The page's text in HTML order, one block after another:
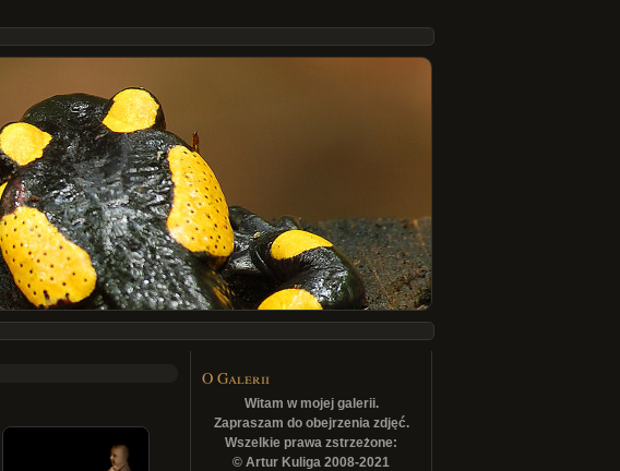
O Galerii
Witam w mojej galerii.
Zapraszam do obejrzenia zdjęć.
Wszelkie prawa zstrzeżone:
© Artur Kuliga 2008-2021